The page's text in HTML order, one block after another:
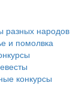
разных народов
и помолвка
конкурсы